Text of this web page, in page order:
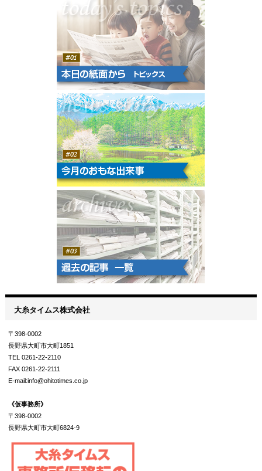
大糸タイムス株式会社
〒398-0002
長野県大町市大町1851
TEL 0261-22-2110
FAX 0261-22-2111
E-mail:info@ohitotimes.co.jp
《仮事務所》
〒398-0002
長野県大町市大町6824-9